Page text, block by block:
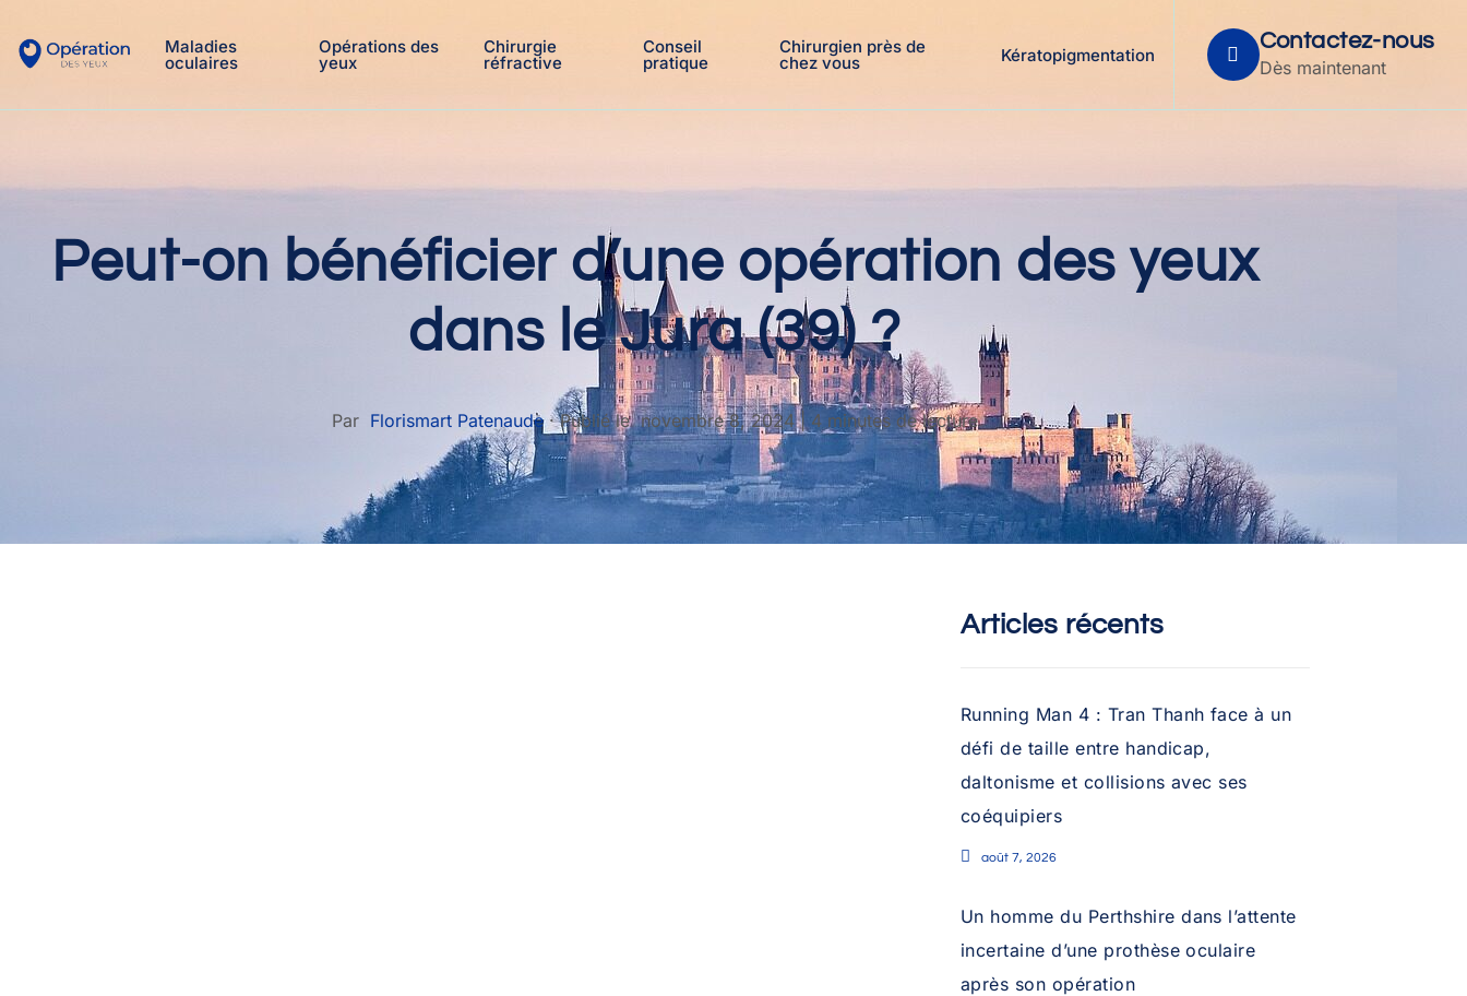
Maladies
oculaires
Opérations des
yeux
Chirurgie
réfractive
Conseil
pratique
Chirurgien près de
chez vous Kératopigmentation
Contactez-nous
Dès maintenant
Peut-on bénéficier d’une opération des yeux
dans le Jura (39) ?
Par Florismart Patenaude · Publié lenovembre 8, 2024| 4 minutes de lecture
Articles récents
Running Man 4 : Tran Thanh face à un
défi de taille entre handicap,
daltonisme et collisions avec ses
coéquipiers
août 7, 2026
Un homme du Perthshire dans l’attente
incertaine d’une prothèse oculaire
après son opération